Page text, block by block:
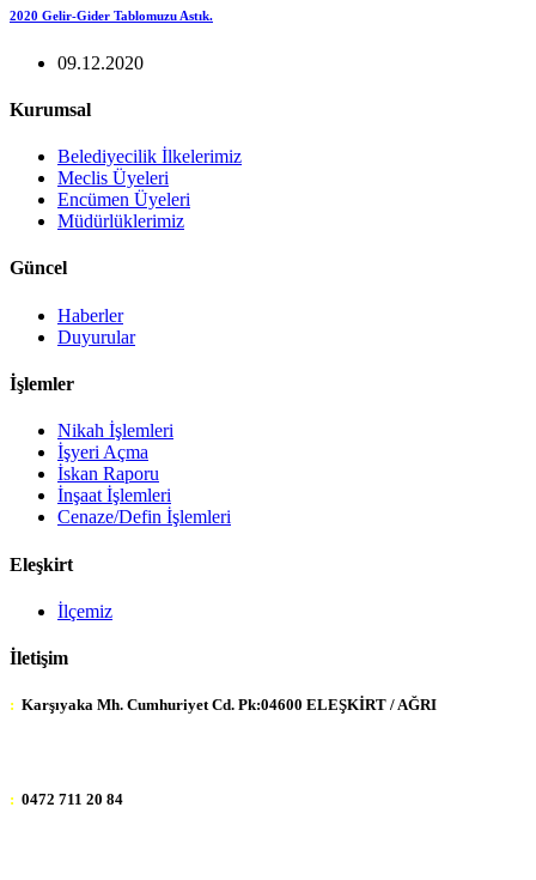
2020 Gelir-Gider Tablomuzu Astık.
09.12.2020
Kurumsal
Belediyecilik İlkelerimiz
Meclis Üyeleri
Encümen Üyeleri
Müdürlüklerimiz
Güncel
Haberler
Duyurular
İşlemler
Nikah İşlemleri
İşyeri Açma
İskan Raporu
İnşaat İşlemleri
Cenaze/Defin İşlemleri
Eleşkirt
İlçemiz
İletişim
: Karşıyaka Mh. Cumhuriyet Cd. Pk:04600 ELEŞKİRT / AĞRI
: 0472 711 20 84